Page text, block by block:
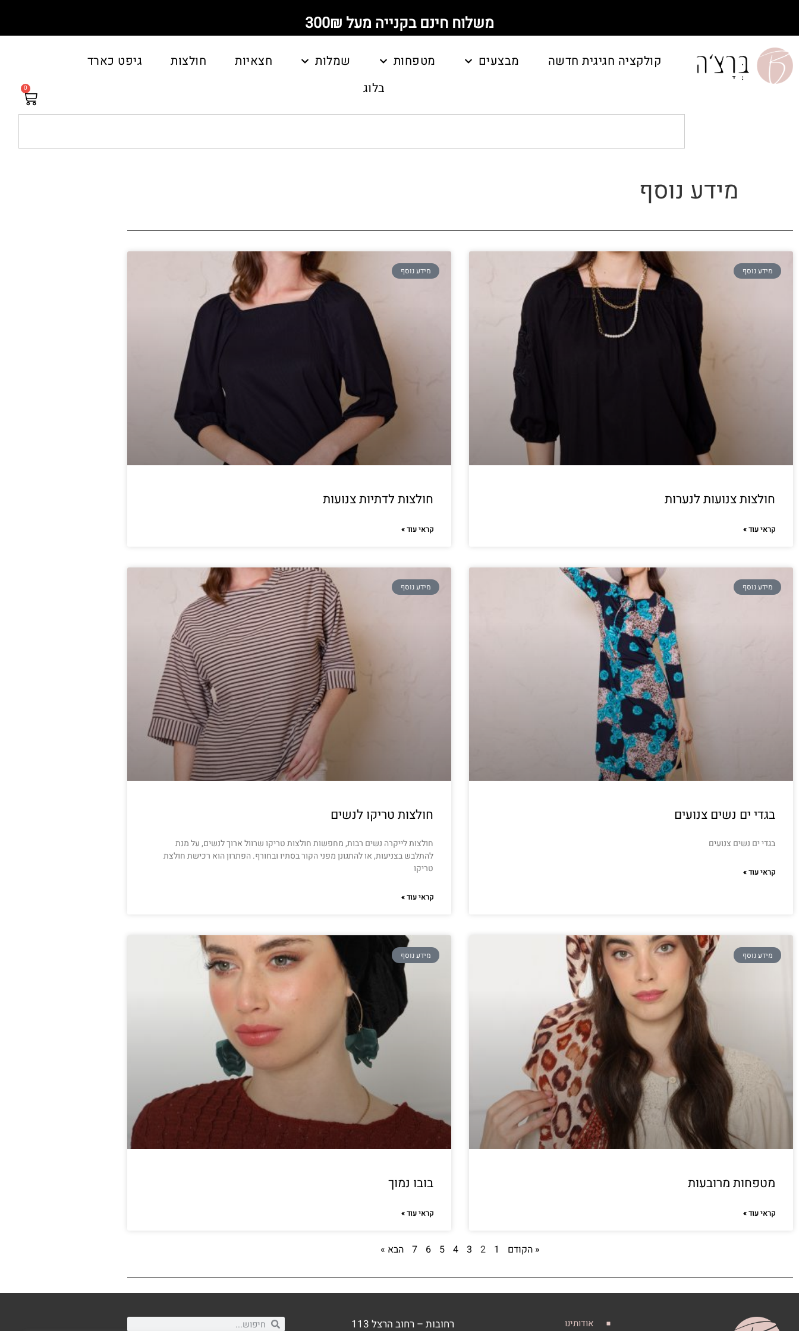
משלוח חינם בקנייה מעל 300₪
קולקציה חגיגית חדשה מבצעים מטפחות שמלות חצאיות חולצות
גיפט כארד
בלוג
0
מידע נוסף
מידע נוסף
חולצות צנועות לנערות
קראי עוד »
מידע נוסף
חולצות לדתיות צנועות
קראי עוד »
מידע נוסף
בגדי ים נשים צנועים
בגדי ים נשים צנועים
קראי עוד »
מידע נוסף
חולצות טריקו לנשים
חולצות לייקרה נשים רבות, מחפשות חולצות טריקו שרוול ארוך לנשים, על מנת
להתלבש בצניעות, או להתגונן מפני הקור בסתיו ובחורף. הפתרון הוא רכישת חולצת
טריקו
קראי עוד »
מידע נוסף
מטפחות מרובעות
קראי עוד »
מידע נוסף
בובו נמוך
קראי עוד »
« הקודם 1
2
3
4
5
6
7 הבא »
אודותינו רחובות – רחוב הרצל 113